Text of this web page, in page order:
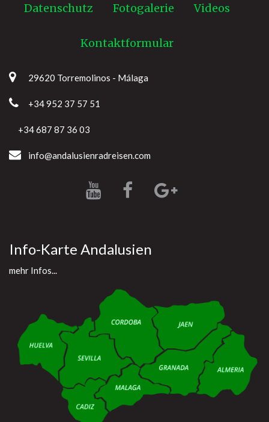
Datenschutz Fotogalerie Videos
Kontaktformular
29620 Torremolinos - Málaga
+34 952 37 57 51
+34 687 87 36 03
info@andalusienradreisen.com
Info-Karte Andalusien
mehr Infos...